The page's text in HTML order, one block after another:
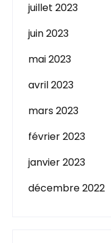
juillet 2023
juin 2023
mai 2023
avril 2023
mars 2023
février 2023
janvier 2023
décembre 2022